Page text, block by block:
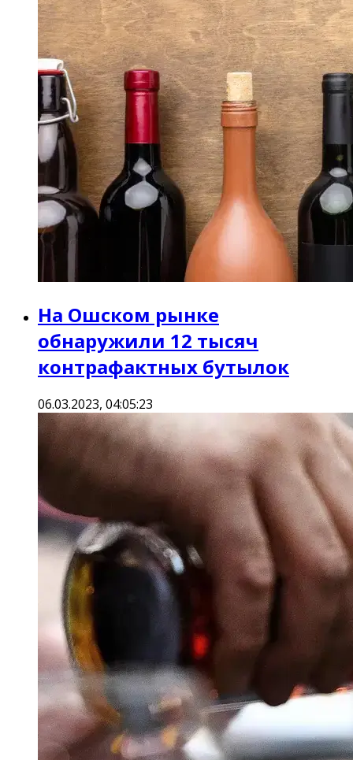
На Ошском рынке
обнаружили 12 тысяч
контрафактных бутылок
06.03.2023, 04:05:23